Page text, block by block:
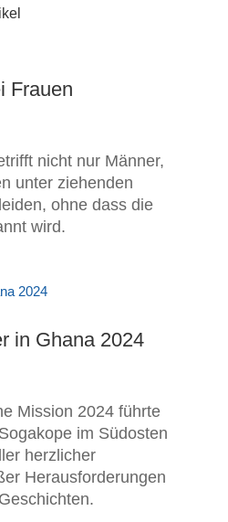
Frauen
nicht nur Männer,
unter ziehenden
ohne dass die
wird.
in Ghana 2024
Mission 2024 führte
im Südosten
herzlicher
Herausforderungen